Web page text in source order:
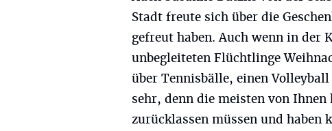
Stadt freute sich über die
gefreut haben. Auch wenn in
unbegleiteten Flüchtlinge
über Tennisbälle, einen
sehr, denn die meisten von
zurücklassen müssen und haben